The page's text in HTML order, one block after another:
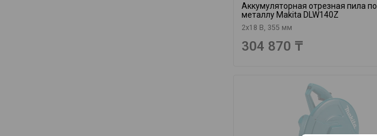
Аккумуляторная отрезная пила по
металлу Makita DLW140Z
2х18 В, 355 мм
304 870 ₸